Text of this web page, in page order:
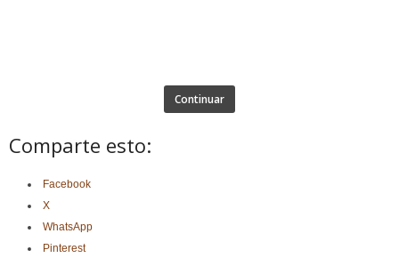
Continuar
Comparte esto:
Facebook
X
WhatsApp
Pinterest